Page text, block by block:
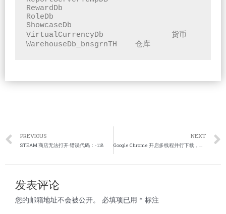
RewardDb
RoleDb
ShowcaseDb
VirtualCurrencyDb		货币
WarehouseDb_bnsgrnTH	仓库
PREVIOUS
STEAM 商店无法打开 错误代码：-118
NEXT
Google Chrome 开启多线程并行下载，提高文件下载速度
发表评论
您的邮箱地址不会被公开。 必填项已用 * 标注